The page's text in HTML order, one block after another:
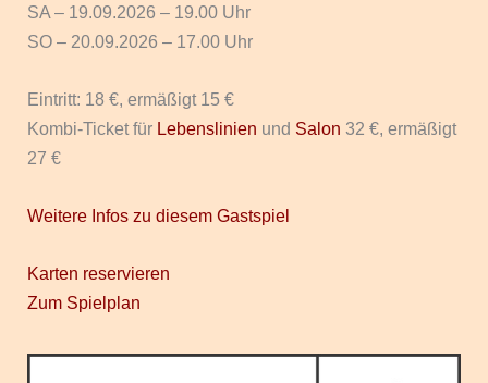
SA – 19.09.2026 – 19.00 Uhr
SO – 20.09.2026 – 17.00 Uhr
Eintritt: 18 €, ermäßigt 15 €
Kombi-Ticket für Lebenslinien und Salon 32 €, ermäßigt
27 €
Weitere Infos zu diesem Gastspiel
Karten reservieren
Zum Spielplan